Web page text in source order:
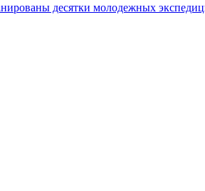
десятки молодежных